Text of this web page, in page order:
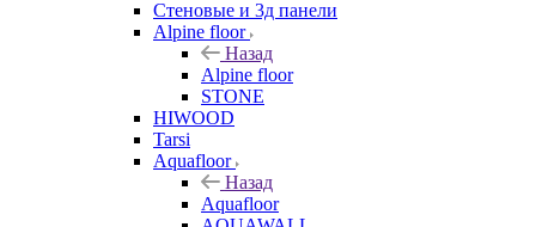
Стеновые и 3д панели
Alpine floor
Назад
Alpine floor
STONE
HIWOOD
Tarsi
Aquafloor
Назад
Aquafloor